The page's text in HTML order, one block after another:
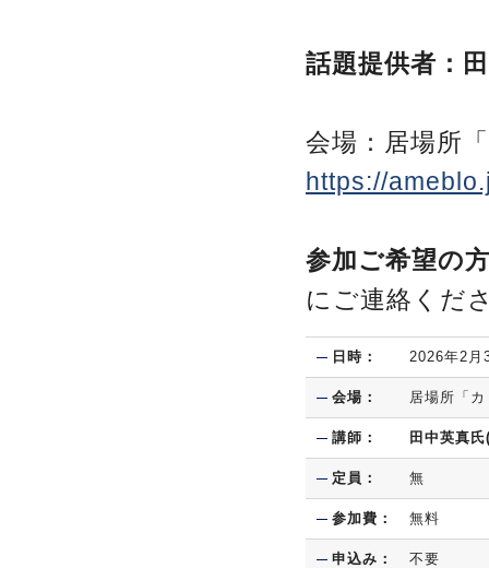
話題提供者：
会場：居場所
https://
参加ご希望の
にご連絡くだ
日時： 2026年2
会場： 居場所「
講師： 田中英真
定員： 無
参加費： 無料
申込み： 不要